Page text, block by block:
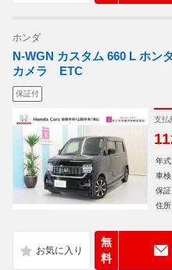
ホンダ
N-WGN カスタム 660 L ホ
カメラ ETC
保証付
支払
年式
車検
保証
住所
無
料